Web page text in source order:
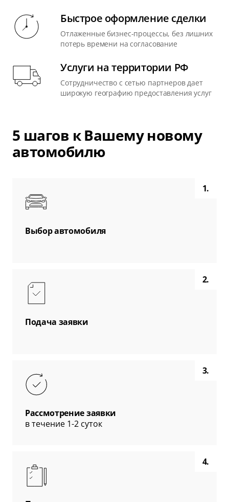
Быстрое оформление сделки
Отлаженные бизнес-процессы, без лишних
потерь времени на согласование
Услуги на территории РФ
Сотрудничество с сетью партнеров дает
широкую географию предоставления услуг
5 шагов к Вашему новому
автомобилю
1.
Выбор автомобиля
2.
Подача заявки
3.
Рассмотрение заявки
в течение 1-2 суток
4.